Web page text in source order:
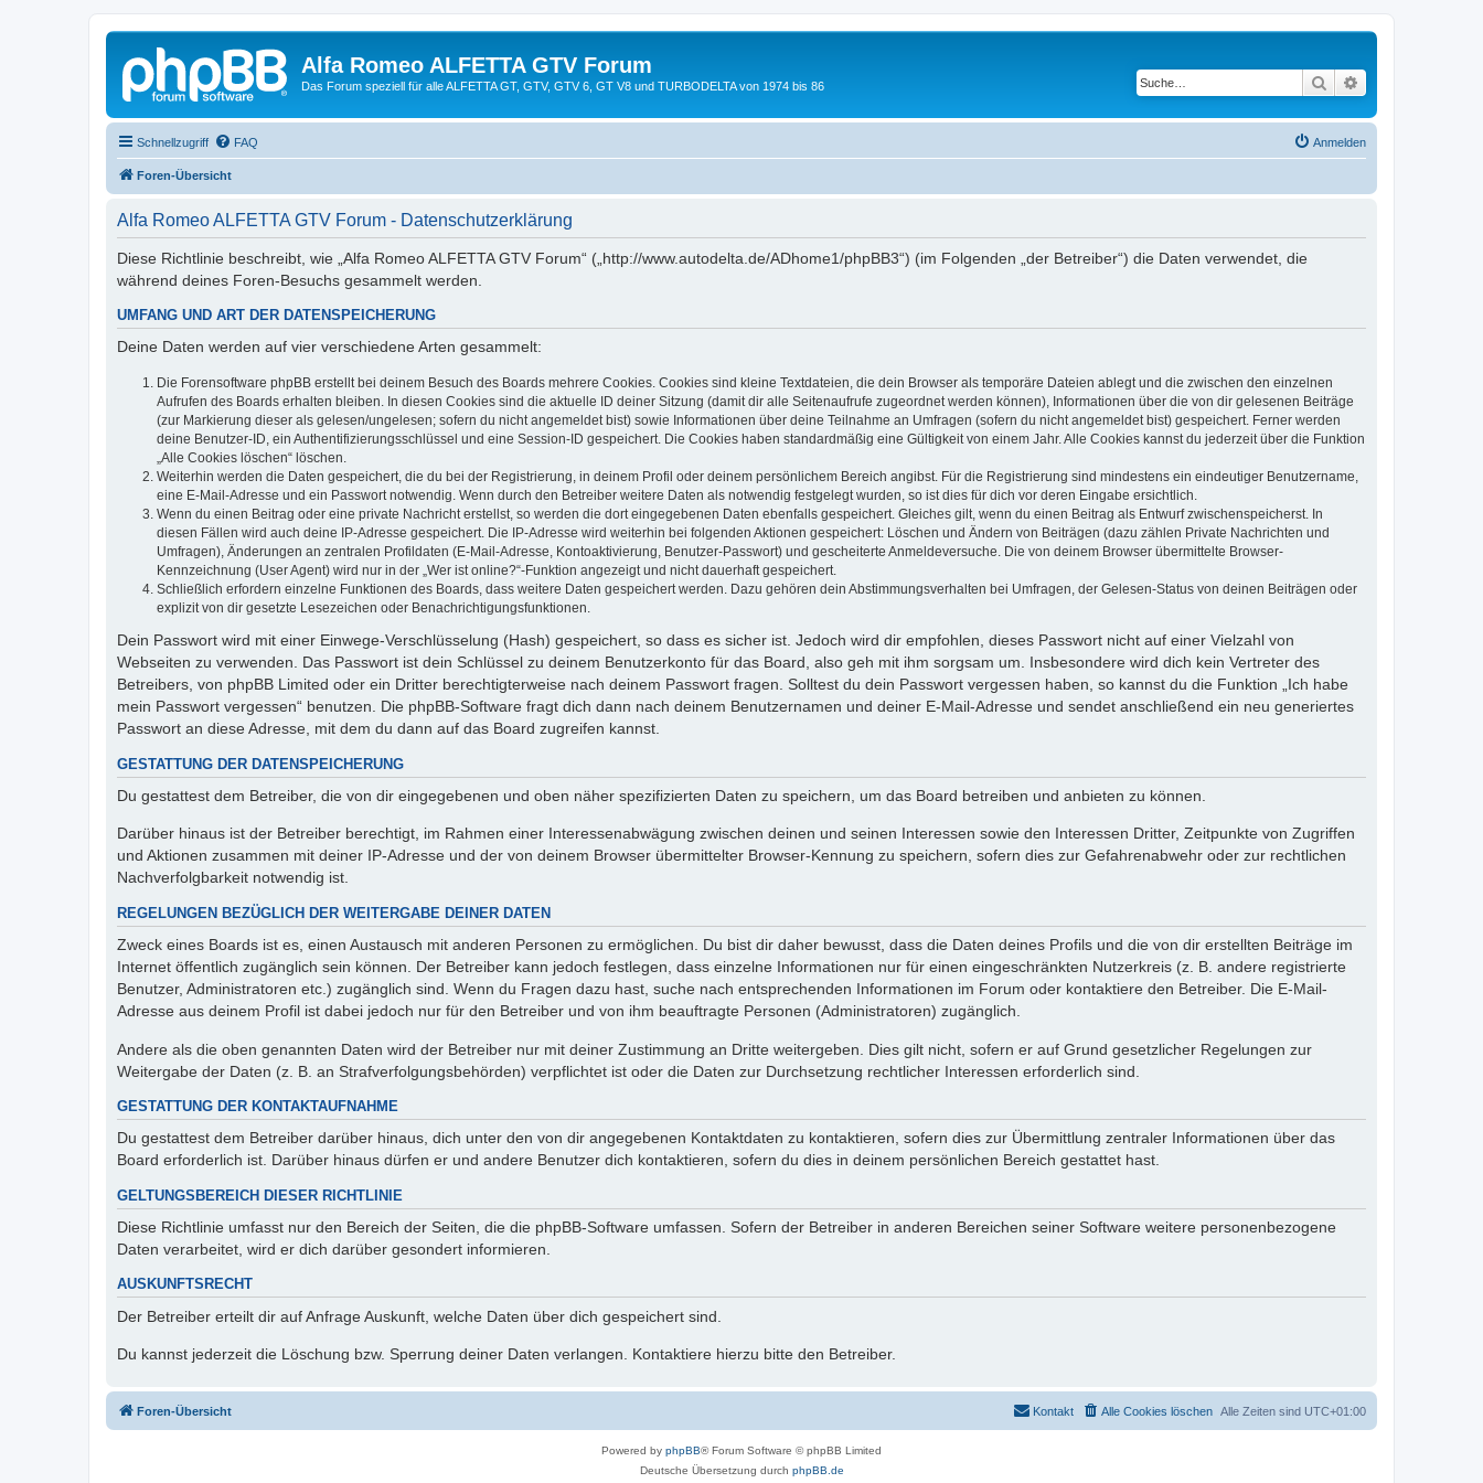
Alfa Romeo ALFETTA GTV Forum
Das Forum speziell für alle ALFETTA GT, GTV, GTV 6, GT V8 und TURBODELTA von 1974 bis 86 Suche
Schnellzugriff FAQ Anmelden
Foren-Übersicht
Alfa Romeo ALFETTA GTV Forum - Datenschutzerklärung
Diese Richtlinie beschreibt, wie „Alfa Romeo ALFETTA GTV Forum“ („http://www.autodelta.de/ADhome1/phpBB3“) (im Folgenden „der Betreiber“) die Daten verwendet, die
während deines Foren-Besuchs gesammelt werden.
UMFANG UND ART DER DATENSPEICHERUNG
Deine Daten werden auf vier verschiedene Arten gesammelt:
Die Forensoftware phpBB erstellt bei deinem Besuch des Boards mehrere Cookies. Cookies sind kleine Textdateien, die dein Browser als temporäre Dateien ablegt und die zwischen den einzelnen
Aufrufen des Boards erhalten bleiben. In diesen Cookies sind die aktuelle ID deiner Sitzung (damit dir alle Seitenaufrufe zugeordnet werden können), Informationen über die von dir gelesenen Beiträge
(zur Markierung dieser als gelesen/ungelesen; sofern du nicht angemeldet bist) sowie Informationen über deine Teilnahme an Umfragen (sofern du nicht angemeldet bist) gespeichert. Ferner werden
deine Benutzer-ID, ein Authentifizierungsschlüssel und eine Session-ID gespeichert. Die Cookies haben standardmäßig eine Gültigkeit von einem Jahr. Alle Cookies kannst du jederzeit über die Funktion
„Alle Cookies löschen“ löschen.
Weiterhin werden die Daten gespeichert, die du bei der Registrierung, in deinem Profil oder deinem persönlichem Bereich angibst. Für die Registrierung sind mindestens ein eindeutiger Benutzername,
eine E-Mail-Adresse und ein Passwort notwendig. Wenn durch den Betreiber weitere Daten als notwendig festgelegt wurden, so ist dies für dich vor deren Eingabe ersichtlich.
Wenn du einen Beitrag oder eine private Nachricht erstellst, so werden die dort eingegebenen Daten ebenfalls gespeichert. Gleiches gilt, wenn du einen Beitrag als Entwurf zwischenspeicherst. In
diesen Fällen wird auch deine IP-Adresse gespeichert. Die IP-Adresse wird weiterhin bei folgenden Aktionen gespeichert: Löschen und Ändern von Beiträgen (dazu zählen Private Nachrichten und
Umfragen), Änderungen an zentralen Profildaten (E-Mail-Adresse, Kontoaktivierung, Benutzer-Passwort) und gescheiterte Anmeldeversuche. Die von deinem Browser übermittelte Browser-
Kennzeichnung (User Agent) wird nur in der „Wer ist online?“-Funktion angezeigt und nicht dauerhaft gespeichert.
Schließlich erfordern einzelne Funktionen des Boards, dass weitere Daten gespeichert werden. Dazu gehören dein Abstimmungsverhalten bei Umfragen, der Gelesen-Status von deinen Beiträgen oder
explizit von dir gesetzte Lesezeichen oder Benachrichtigungsfunktionen.
Dein Passwort wird mit einer Einwege-Verschlüsselung (Hash) gespeichert, so dass es sicher ist. Jedoch wird dir empfohlen, dieses Passwort nicht auf einer Vielzahl von
Webseiten zu verwenden. Das Passwort ist dein Schlüssel zu deinem Benutzerkonto für das Board, also geh mit ihm sorgsam um. Insbesondere wird dich kein Vertreter des
Betreibers, von phpBB Limited oder ein Dritter berechtigterweise nach deinem Passwort fragen. Solltest du dein Passwort vergessen haben, so kannst du die Funktion „Ich habe
mein Passwort vergessen“ benutzen. Die phpBB-Software fragt dich dann nach deinem Benutzernamen und deiner E-Mail-Adresse und sendet anschließend ein neu generiertes
Passwort an diese Adresse, mit dem du dann auf das Board zugreifen kannst.
GESTATTUNG DER DATENSPEICHERUNG
Du gestattest dem Betreiber, die von dir eingegebenen und oben näher spezifizierten Daten zu speichern, um das Board betreiben und anbieten zu können.
Darüber hinaus ist der Betreiber berechtigt, im Rahmen einer Interessenabwägung zwischen deinen und seinen Interessen sowie den Interessen Dritter, Zeitpunkte von Zugriffen
und Aktionen zusammen mit deiner IP-Adresse und der von deinem Browser übermittelter Browser-Kennung zu speichern, sofern dies zur Gefahrenabwehr oder zur rechtlichen
Nachverfolgbarkeit notwendig ist.
REGELUNGEN BEZÜGLICH DER WEITERGABE DEINER DATEN
Zweck eines Boards ist es, einen Austausch mit anderen Personen zu ermöglichen. Du bist dir daher bewusst, dass die Daten deines Profils und die von dir erstellten Beiträge im
Internet öffentlich zugänglich sein können. Der Betreiber kann jedoch festlegen, dass einzelne Informationen nur für einen eingeschränkten Nutzerkreis (z. B. andere registrierte
Benutzer, Administratoren etc.) zugänglich sind. Wenn du Fragen dazu hast, suche nach entsprechenden Informationen im Forum oder kontaktiere den Betreiber. Die E-Mail-
Adresse aus deinem Profil ist dabei jedoch nur für den Betreiber und von ihm beauftragte Personen (Administratoren) zugänglich.
Andere als die oben genannten Daten wird der Betreiber nur mit deiner Zustimmung an Dritte weitergeben. Dies gilt nicht, sofern er auf Grund gesetzlicher Regelungen zur
Weitergabe der Daten (z. B. an Strafverfolgungsbehörden) verpflichtet ist oder die Daten zur Durchsetzung rechtlicher Interessen erforderlich sind.
GESTATTUNG DER KONTAKTAUFNAHME
Du gestattest dem Betreiber darüber hinaus, dich unter den von dir angegebenen Kontaktdaten zu kontaktieren, sofern dies zur Übermittlung zentraler Informationen über das
Board erforderlich ist. Darüber hinaus dürfen er und andere Benutzer dich kontaktieren, sofern du dies in deinem persönlichen Bereich gestattet hast.
GELTUNGSBEREICH DIESER RICHTLINIE
Diese Richtlinie umfasst nur den Bereich der Seiten, die die phpBB-Software umfassen. Sofern der Betreiber in anderen Bereichen seiner Software weitere personenbezogene
Daten verarbeitet, wird er dich darüber gesondert informieren.
AUSKUNFTSRECHT
Der Betreiber erteilt dir auf Anfrage Auskunft, welche Daten über dich gespeichert sind.
Du kannst jederzeit die Löschung bzw. Sperrung deiner Daten verlangen. Kontaktiere hierzu bitte den Betreiber.
Foren-Übersicht Alle Zeiten sind UTC+01:00
Alle Cookies löschen
Kontakt
Powered by phpBB® Forum Software © phpBB Limited
Deutsche Übersetzung durch phpBB.de